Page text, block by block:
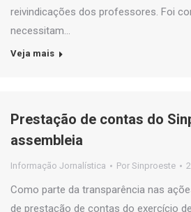
reivindicações dos professores. Foi
necessitam…
Veja mais
Prestação de contas do
assembleia
Informação Jornalística Por Sinproeste
Como parte da transparência nas
de prestação de contas do exercício